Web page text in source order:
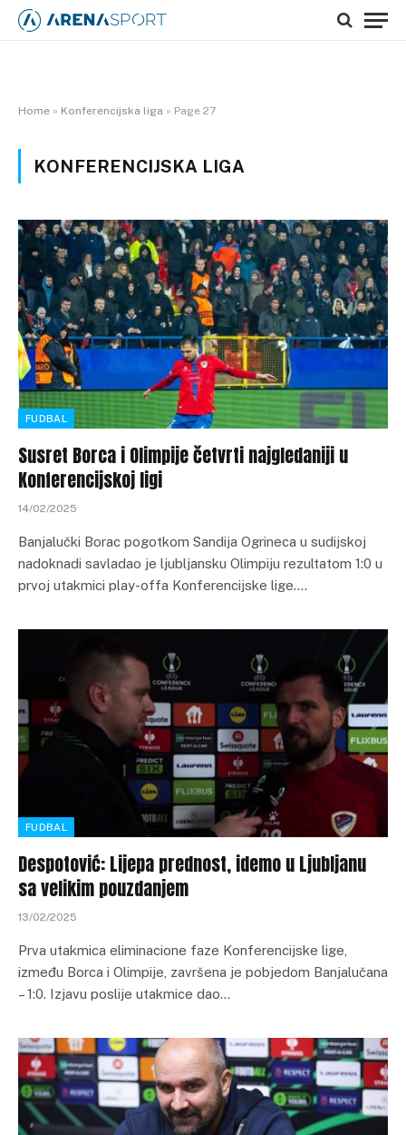
Home » Konferencijska liga » Page 27
KONFERENCIJSKA LIGA
FUDBAL
Susret Borca i Olimpije četvrti najgledaniji u
Konferencijskoj ligi
14/02/2025
Banjalučki Borac pogotkom Sandija Ogrineca u sudijskoj
nadoknadi savladao je ljubljansku Olimpiju rezultatom 1:0 u
prvoj utakmici play-offa Konferencijske lige.…
FUDBAL
Despotović: Lijepa prednost, idemo u Ljubljanu
sa velikim pouzdanjem
13/02/2025
Prva utakmica eliminacione faze Konferencijske lige,
između Borca i Olimpije, završena je pobjedom Banjalučana
– 1:0. Izjavu poslije utakmice dao…